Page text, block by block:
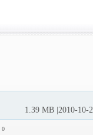
1.39 MB |2010-10-
0